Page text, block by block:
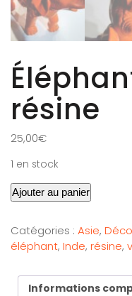
résine
25,00€
1 en stock
Ajouter au panier
Catégories : Asie,
éléphant, Inde, résine,
Informations